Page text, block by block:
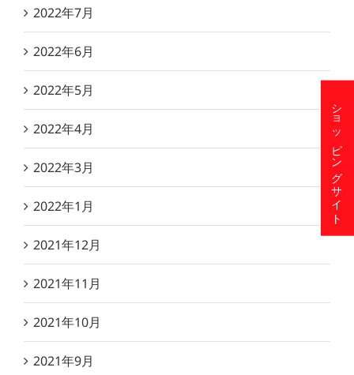
2022年7月
2022年6月
2022年5月
2022年4月
2022年3月
2022年1月
2021年12月
2021年11月
2021年10月
2021年9月
ショッピングサイト